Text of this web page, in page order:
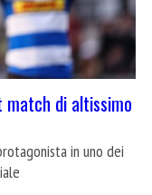
di altissimo
in uno dei